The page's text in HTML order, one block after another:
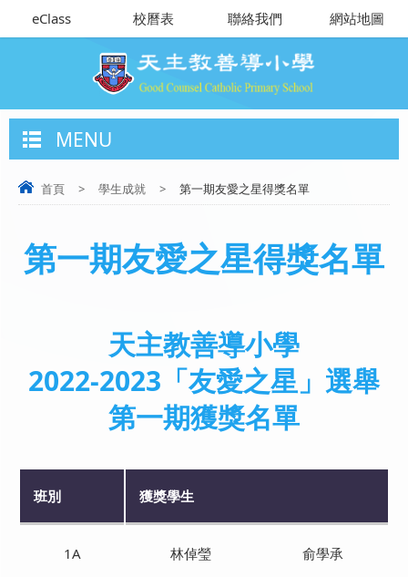
eClass 校曆表 聯絡我們 網站地圖
MENU
首頁 > 學生成就 > 第一期友愛之星得獎名單
第一期友愛之星得獎名單
天主教善導小學
2022-2023「友愛之星」選舉
第一期獲獎名單
班別 獲獎學生
1A 林倬瑩 俞學承